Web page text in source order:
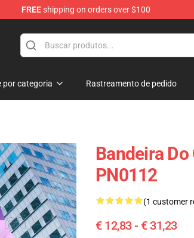
FREEshipping on orders over $100
por categoria Rastreamento de pedido
Bandeira
PN0112
(1 customer
€ 12,83 - € 31,23